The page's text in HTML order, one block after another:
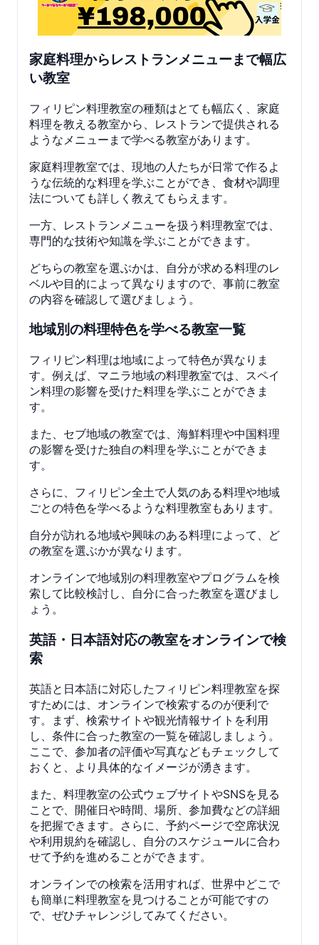
家庭料理からレストランメニューまで幅広
い教室
フィリピン料理教室の種類はとても幅広く、家庭
料理を教える教室から、レストランで提供される
ようなメニューまで学べる教室があります。
家庭料理教室では、現地の人たちが日常で作るよ
うな伝統的な料理を学ぶことができ、食材や調理
法についても詳しく教えてもらえます。
一方、レストランメニューを扱う料理教室では、
専門的な技術や知識を学ぶことができます。
どちらの教室を選ぶかは、自分が求める料理のレ
ベルや目的によって異なりますので、事前に教室
の内容を確認して選びましょう。
地域別の料理特色を学べる教室一覧
フィリピン料理は地域によって特色が異なりま
す。例えば、マニラ地域の料理教室では、スペイ
ン料理の影響を受けた料理を学ぶことができま
す。
また、セブ地域の教室では、海鮮料理や中国料理
の影響を受けた独自の料理を学ぶことができま
す。
さらに、フィリピン全土で人気のある料理や地域
ごとの特色を学べるような料理教室もあります。
自分が訪れる地域や興味のある料理によって、ど
の教室を選ぶかが異なります。
オンラインで地域別の料理教室やプログラムを検
索して比較検討し、自分に合った教室を選びまし
ょう。
英語・日本語対応の教室をオンラインで検
索
英語と日本語に対応したフィリピン料理教室を探
すためには、オンラインで検索するのが便利で
す。まず、検索サイトや観光情報サイトを利用
し、条件に合った教室の一覧を確認しましょう。
ここで、参加者の評価や写真などもチェックして
おくと、より具体的なイメージが湧きます。
また、料理教室の公式ウェブサイトやSNSを見る
ことで、開催日や時間、場所、参加費などの詳細
を把握できます。さらに、予約ページで空席状況
や利用規約を確認し、自分のスケジュールに合わ
せて予約を進めることができます。
オンラインでの検索を活用すれば、世界中どこで
も簡単に料理教室を見つけることが可能ですの
で、ぜひチャレンジしてみてください。